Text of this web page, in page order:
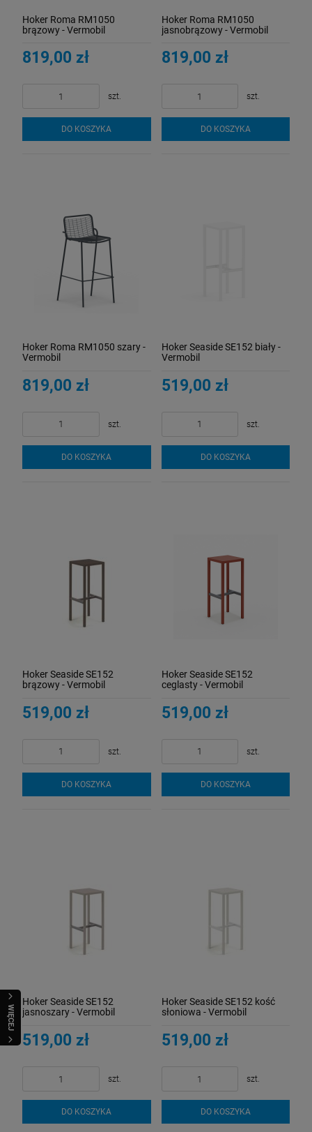
WIĘCEJ
Hoker Roma RM1050
brązowy - Vermobil
819,00 zł
szt.
DO KOSZYKA
Hoker Roma RM1050
jasnobrązowy - Vermobil
819,00 zł
szt.
DO KOSZYKA
Hoker Roma RM1050 szary -
Vermobil
819,00 zł
szt.
DO KOSZYKA
Hoker Seaside SE152 biały -
Vermobil
519,00 zł
szt.
DO KOSZYKA
Hoker Seaside SE152
brązowy - Vermobil
519,00 zł
szt.
DO KOSZYKA
Hoker Seaside SE152
ceglasty - Vermobil
519,00 zł
szt.
DO KOSZYKA
Hoker Seaside SE152
jasnoszary - Vermobil
519,00 zł
szt.
DO KOSZYKA
Hoker Seaside SE152 kość
słoniowa - Vermobil
519,00 zł
szt.
DO KOSZYKA